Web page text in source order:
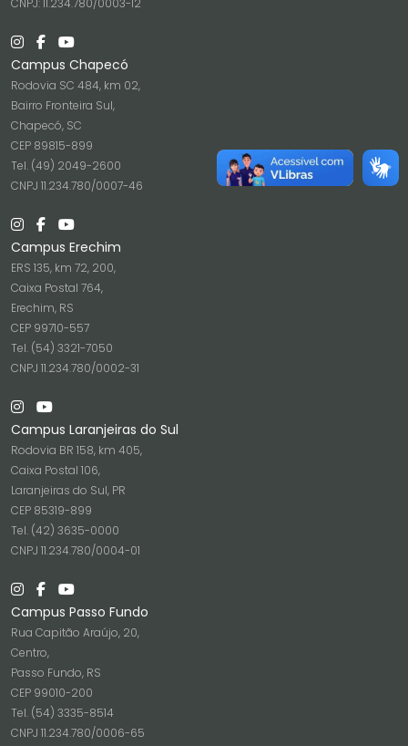
CNPJ: 11.234.780/0003-12
Campus Chapecó
Rodovia SC 484, km 02,
Bairro Fronteira Sul,
Chapecó, SC
CEP 89815-899
Tel. (49) 2049-2600
CNPJ 11.234.780/0007-46
Campus Erechim
ERS 135, km 72, 200,
Caixa Postal 764,
Erechim, RS
CEP 99710-557
Tel. (54) 3321-7050
CNPJ 11.234.780/0002-31
Campus Laranjeiras do Sul
Rodovia BR 158, km 405,
Caixa Postal 106,
Laranjeiras do Sul, PR
CEP 85319-899
Tel. (42) 3635-0000
CNPJ 11.234.780/0004-01
Campus Passo Fundo
Rua Capitão Araújo, 20,
Centro,
Passo Fundo, RS
CEP 99010-200
Tel. (54) 3335-8514
CNPJ 11.234.780/0006-65